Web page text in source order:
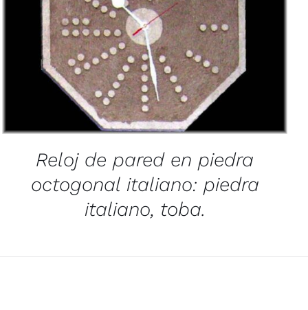
/ QUICK VIEW
Reloj de pared en piedra
octogonal italiano: piedra
italiano, toba.